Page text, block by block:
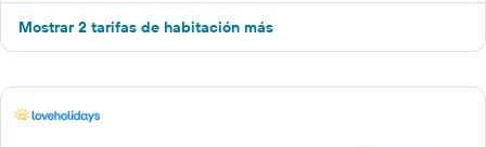
Mostrar 2 tarifas de habitación más